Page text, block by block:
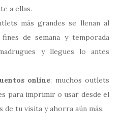
a ellas.
más grandes se llenan al
fines de semana y temporada
y llegues lo antes
online: muchos outlets
para imprimir o usar desde el
de tu visita y ahorra aún más.